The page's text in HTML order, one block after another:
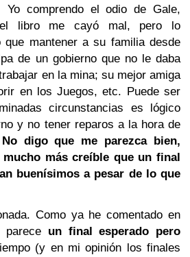
Yo comprendo el odio de Gale,
libro me cayó mal, pero lo
que mantener a su familia desde
de un gobierno que no le daba
en la mina; su mejor amiga
en los Juegos, etc. Puede ser
circunstancias es lógico
y no tener reparos a la hora de
No digo que me parezca bien,
más creíble que un final
buenísimos a pesar de lo que
Como ya he comentado en
parece un final esperado pero
(y en mi opinión los finales